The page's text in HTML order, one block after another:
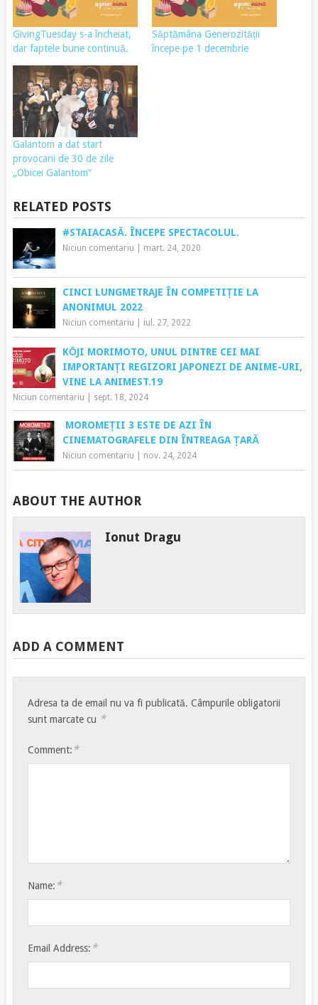
GivingTuesday s-a încheiat,
dar faptele bune continuă.
Săptămâna Generozității
începe pe 1 decembrie
Galantom a dat start
provocarii de 30 de zile
„Obicei Galantom”
RELATED POSTS
#STAIACASĂ. ÎNCEPE SPECTACOLUL.
Niciun comentariu mart. 24, 2020
CINCI LUNGMETRAJE ÎN COMPETIȚIE LA
ANONIMUL 2022
Niciun comentariu iul. 27, 2022
KŌJI MORIMOTO, UNUL DINTRE CEI MAI
IMPORTANȚI REGIZORI JAPONEZI DE ANIME-URI,
VINE LA ANIMEST.19
Niciun comentariu sept. 18, 2024
MOROMEȚII 3 ESTE DE AZI ÎN
CINEMATOGRAFELE DIN ÎNTREAGA ȚARĂ
Niciun comentariu nov. 24, 2024
ABOUT THE AUTHOR
Ionut Dragu
ADD A COMMENT
Adresa ta de email nu va fi publicată. Câmpurile obligatorii
sunt marcate cu *
Comment: *
Name: *
Email Address: *